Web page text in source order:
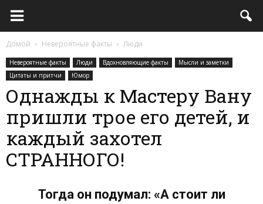
Домой Невероятные факты Люди
Невероятные факты Люди Вдохновляющие факты
Мысли и заметки
Цитаты и притчи
Юмор
Однажды к Мастеру Вану
пришли трое его детей, и
каждый захотел
СТРАННОГО!
Тогда он подумал: «А стоит ли